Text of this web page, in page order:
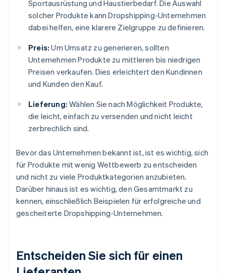
Sportausrüstung und Haustierbedarf. Die Auswahl
solcher Produkte kann Dropshipping-Unternehmen
dabei helfen, eine klarere Zielgruppe zu definieren.
Preis: Um Umsatz zu generieren, sollten
Unternehmen Produkte zu mittleren bis niedrigen
Preisen verkaufen. Dies erleichtert den Kundinnen
und Kunden den Kauf.
Lieferung: Wählen Sie nach Möglichkeit Produkte,
die leicht, einfach zu versenden und nicht leicht
zerbrechlich sind.
Bevor das Unternehmen bekannt ist, ist es wichtig, sich
für Produkte mit wenig Wettbewerb zu entscheiden
und nicht zu viele Produktkategorien anzubieten.
Darüber hinaus ist es wichtig, den Gesamtmarkt zu
kennen, einschließlich Beispielen für erfolgreiche und
gescheiterte Dropshipping-Unternehmen.
Entscheiden Sie sich für einen